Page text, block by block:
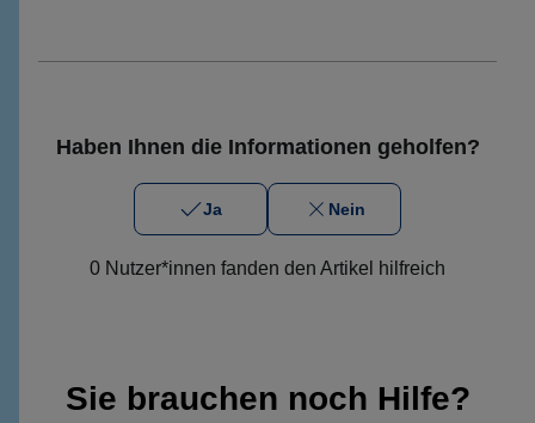
Haben Ihnen die Informationen geholfen?
Ja Nein
0 Nutzer*innen fanden den Artikel hilfreich
Sie brauchen noch Hilfe?